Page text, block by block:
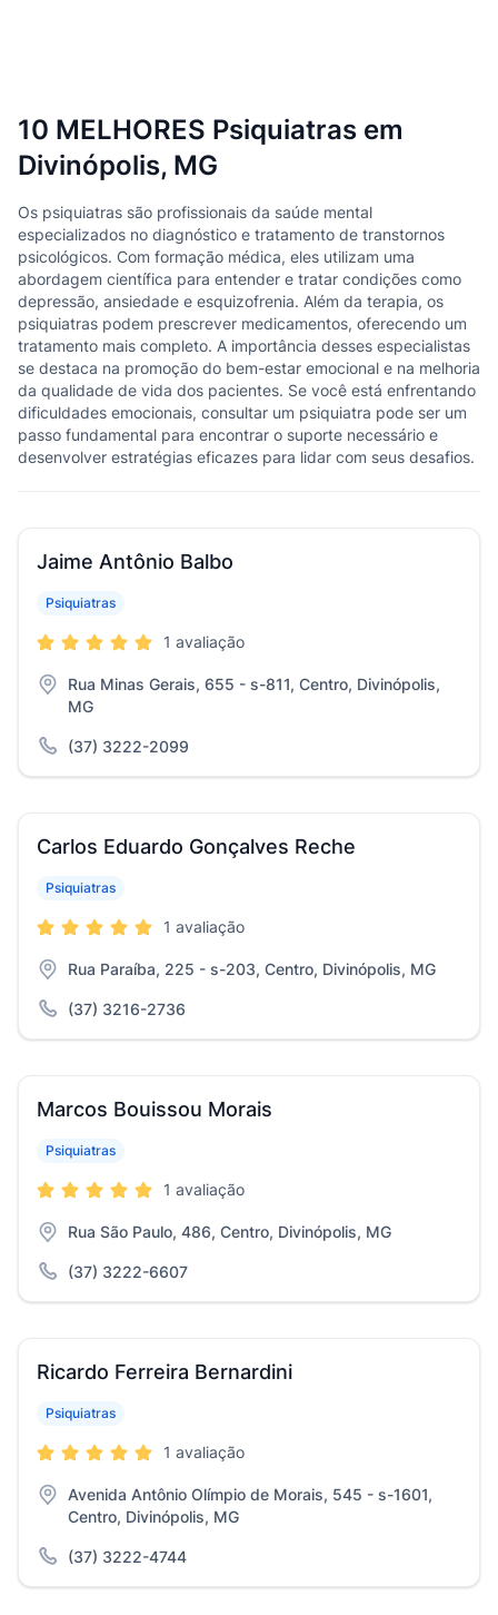
10 MELHORES Psiquiatras em
Divinópolis, MG
Os psiquiatras são profissionais da saúde mental
especializados no diagnóstico e tratamento de transtornos
psicológicos. Com formação médica, eles utilizam uma
abordagem científica para entender e tratar condições como
depressão, ansiedade e esquizofrenia. Além da terapia, os
psiquiatras podem prescrever medicamentos, oferecendo um
tratamento mais completo. A importância desses especialistas
se destaca na promoção do bem-estar emocional e na melhoria
da qualidade de vida dos pacientes. Se você está enfrentando
dificuldades emocionais, consultar um psiquiatra pode ser um
passo fundamental para encontrar o suporte necessário e
desenvolver estratégias eficazes para lidar com seus desafios.
Jaime Antônio Balbo
Psiquiatras
1 avaliação
Rua Minas Gerais, 655 - s-811, Centro, Divinópolis,
MG
(37) 3222-2099
Carlos Eduardo Gonçalves Reche
Psiquiatras
1 avaliação
Rua Paraíba, 225 - s-203, Centro, Divinópolis, MG
(37) 3216-2736
Marcos Bouissou Morais
Psiquiatras
1 avaliação
Rua São Paulo, 486, Centro, Divinópolis, MG
(37) 3222-6607
Ricardo Ferreira Bernardini
Psiquiatras
1 avaliação
Avenida Antônio Olímpio de Morais, 545 - s-1601,
Centro, Divinópolis, MG
(37) 3222-4744